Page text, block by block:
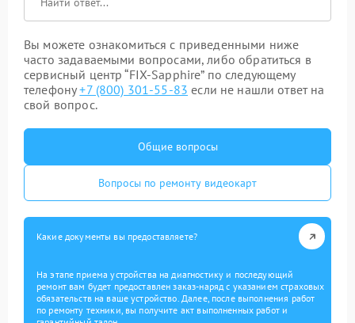
Вы можете ознакомиться с приведенными ниже
часто задаваемыми вопросами, либо обратиться в
сервисный центр “FIX-Sapphire” по следующему
телефону+7 (800) 301-55-83 если не нашли ответ на
свой вопрос.
Общие вопросы
Вопросы по ремонту видеокарт
Какие документы вы предоставляете?
На этапе приема устройства на диагностику и последующий
ремонт вам будет предоставлен заказ-наряд с указанием страховых
обязательств на ваше устройство. Далее, после выполнения работ
по ремонту техники, вы получите акт выполненных работ и